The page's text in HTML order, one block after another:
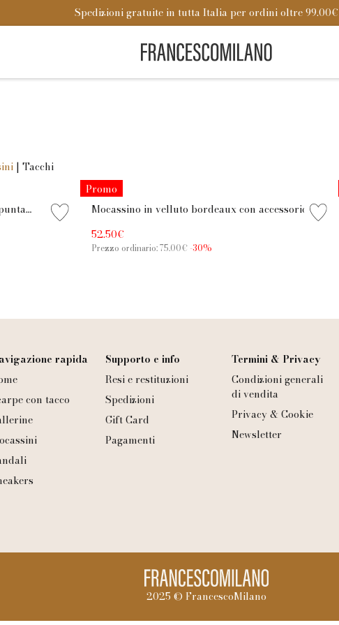
Spedizioni gratuite in tutta Italia per ordini oltre 99.00€
| Tacchi
Promo
Mocassino in velluto bordeaux con accessorio
52.50€
Prezzo ordinario: 75.00€ -30%
rapida
con tacco
Supporto e info
Resi e restituzioni
Spedizioni
Gift Card
Pagamenti
Termini & Privacy
Condizioni generali
di vendita
Privacy & Cookie
Newsletter
2025 © FrancescoMilano